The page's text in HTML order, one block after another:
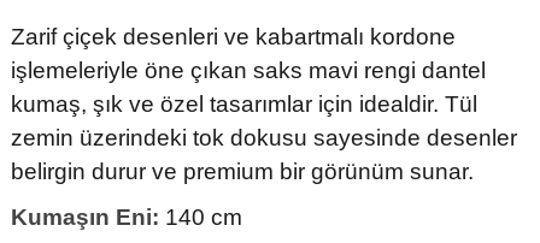
Zarif çiçek desenleri ve kabartmalı kordone
işlemeleriyle öne çıkan saks mavi rengi dantel
kumaş, şık ve özel tasarımlar için idealdir. Tül
zemin üzerindeki tok dokusu sayesinde desenler
belirgin durur ve premium bir görünüm sunar.
Kumaşın Eni: 140 cm